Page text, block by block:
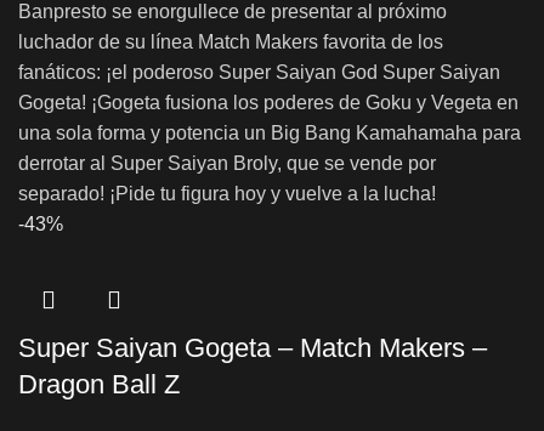
Banpresto se enorgullece de presentar al próximo
luchador de su línea Match Makers favorita de los
fanáticos: ¡el poderoso Super Saiyan God Super Saiyan
Gogeta! ¡Gogeta fusiona los poderes de Goku y Vegeta en
una sola forma y potencia un Big Bang Kamahamaha para
derrotar al Super Saiyan Broly, que se vende por
separado! ¡Pide tu figura hoy y vuelve a la lucha!
-43%
Super Saiyan Gogeta – Match Makers –
Dragon Ball Z